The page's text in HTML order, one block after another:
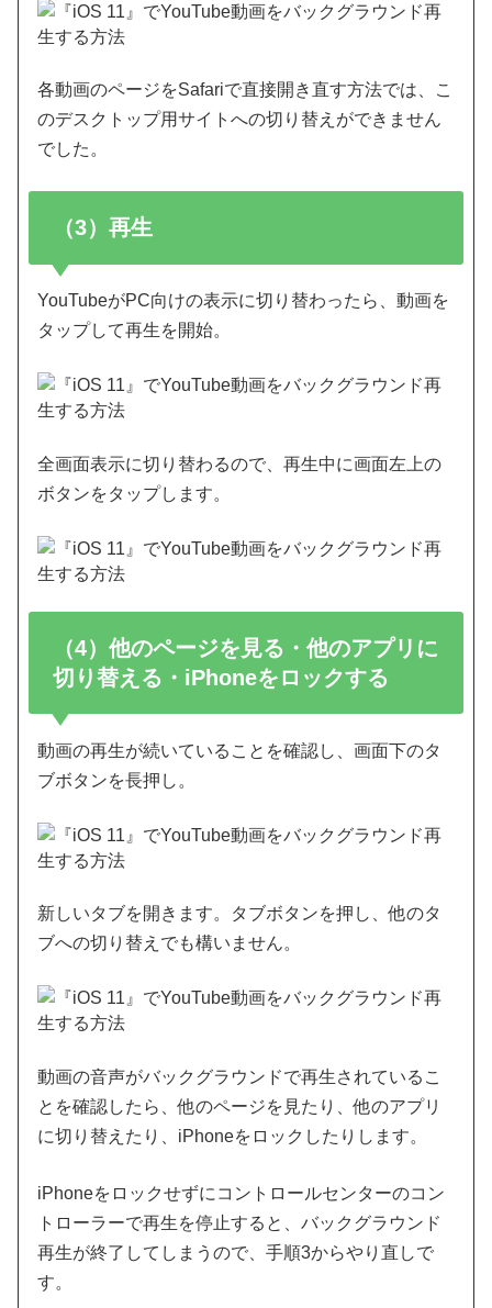
各動画のページをSafariで直接開き直す方法では、こ
のデスクトップ用サイトへの切り替えができません
でした。
（3）再生
YouTubeがPC向けの表示に切り替わったら、動画を
タップして再生を開始。
全画面表示に切り替わるので、再生中に画面左上の
ボタンをタップします。
（4）他のページを見る・他のアプリに
切り替える・iPhoneをロックする
動画の再生が続いていることを確認し、画面下のタ
ブボタンを長押し。
新しいタブを開きます。タブボタンを押し、他のタ
ブへの切り替えでも構いません。
動画の音声がバックグラウンドで再生されているこ
とを確認したら、他のページを見たり、他のアプリ
に切り替えたり、iPhoneをロックしたりします。
iPhoneをロックせずにコントロールセンターのコン
トローラーで再生を停止すると、バックグラウンド
再生が終了してしまうので、手順3からやり直しで
す。